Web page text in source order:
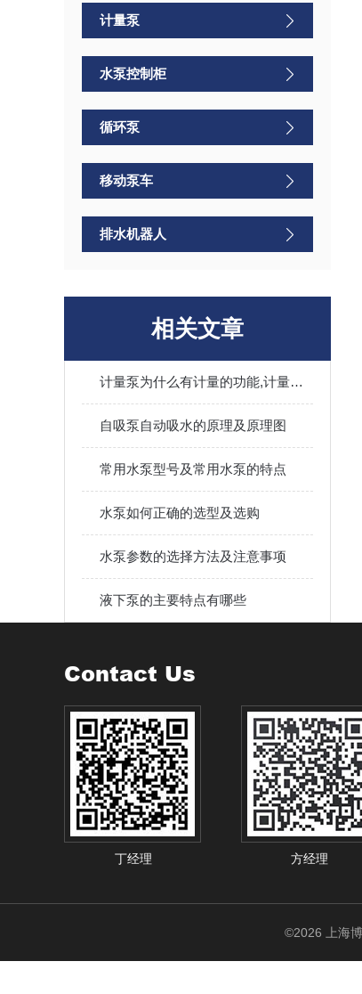
计量泵
水泵控制柜
循环泵
移动泵车
排水机器人
相关文章
计量泵为什么有计量的功能,计量精度含义
自吸泵自动吸水的原理及原理图
常用水泵型号及常用水泵的特点
水泵如何正确的选型及选购
水泵参数的选择方法及注意事项
液下泵的主要特点有哪些
Contact Us
丁经理 方经理
©2026 上海